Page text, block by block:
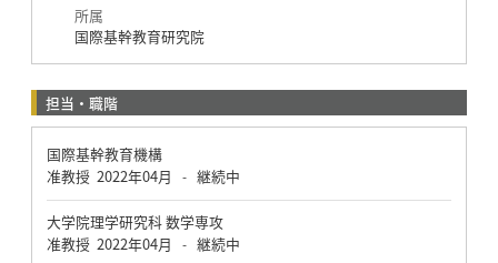
所属
国際基幹教育研究院
担当・職階
国際基幹教育機構
准教授 2022年04月 - 継続中
大学院理学研究科 数学専攻
准教授 2022年04月 - 継続中